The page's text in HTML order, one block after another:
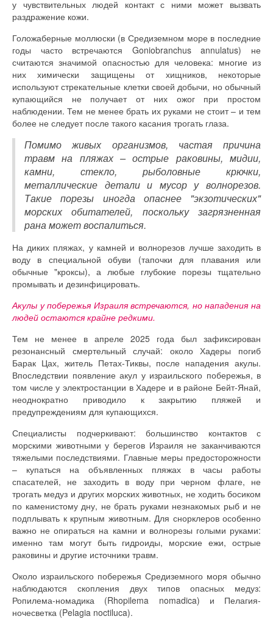
у чувствительных людей контакт с ними может вызвать
раздражение кожи.
Голожаберные моллюски (в Средиземном море в последние
годы часто встречаются Goniobranchus annulatus) не
считаются значимой опасностью для человека: многие из
них химически защищены от хищников, некоторые
используют стрекательные клетки своей добычи, но обычный
купающийся не получает от них ожог при простом
наблюдении. Тем не менее брать их руками не стоит – и тем
более не следует после такого касания трогать глаза.
Помимо живых организмов, частая причина
травм на пляжах – острые раковины, мидии,
камни, стекло, рыболовные крючки,
металлические детали и мусор у волнорезов.
Такие порезы иногда опаснее "экзотических"
морских обитателей, поскольку загрязненная
рана может воспалиться.
На диких пляжах, у камней и волнорезов лучше заходить в
воду в специальной обуви (тапочки для плавания или
обычные "кроксы), а любые глубокие порезы тщательно
промывать и дезинфицировать.
Акулы у побережья Израиля встречаются, но нападения на
людей остаются крайне редкими.
Тем не менее в апреле 2025 года был зафиксирован
резонансный смертельный случай: около Хадеры погиб
Барак Цах, житель Петах-Тиквы, после нападения акулы.
Впоследствии появление акул у израильского побережья, в
том числе у электростанции в Хадере и в районе Бейт-Янай,
неоднократно приводило к закрытию пляжей и
предупреждениям для купающихся.
Специалисты подчеркивают: большинство контактов с
морскими животными у берегов Израиля не заканчиваются
тяжелыми последствиями. Главные меры предосторожности
– купаться на объявленных пляжах в часы работы
спасателей, не заходить в воду при черном флаге, не
трогать медуз и других морских животных, не ходить босиком
по каменистому дну, не брать руками незнакомых рыб и не
подплывать к крупным животным. Для снорклеров особенно
важно не опираться на камни и волнорезы голыми руками:
именно там могут быть гидроиды, морские ежи, острые
раковины и другие источники травм.
Около израильского побережья Средиземного моря обычно
наблюдаются скопления двух типов опасных медуз:
Ропилема-номадика (Rhopilema nomadica) и Пелагия-
ночесветка (Pelagia noctiluca).